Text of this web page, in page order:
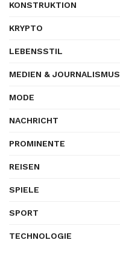
KONSTRUKTION
KRYPTO
LEBENSSTIL
MEDIEN & JOURNALISMUS
MODE
NACHRICHT
PROMINENTE
REISEN
SPIELE
SPORT
TECHNOLOGIE